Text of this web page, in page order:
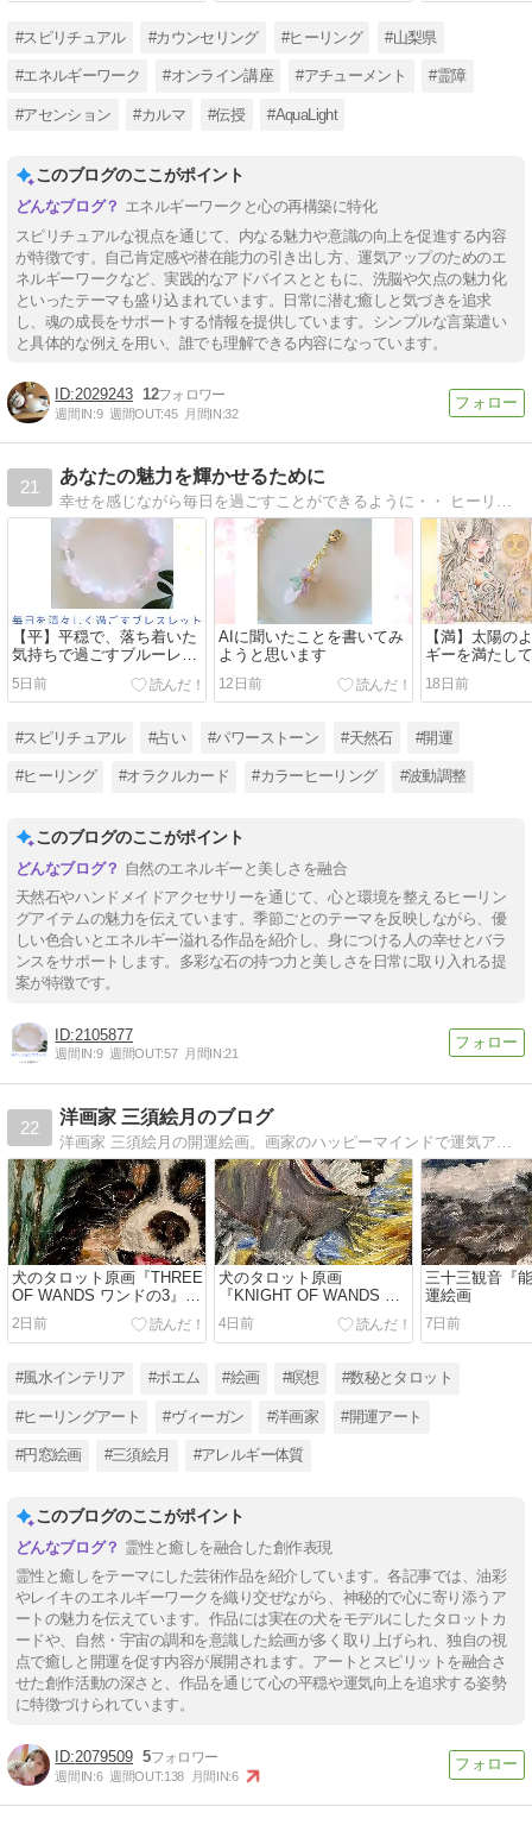
#スピリチュアル #カウンセリング #ヒーリング #山梨県
#エネルギーワーク #オンライン講座 #アチューメント #霊障
#アセンション #カルマ #伝授 #AquaLight
このブログのここがポイント
エネルギーワークと心の再構築に特化
スピリチュアルな視点を通じて、内なる魅力や意識の向上を促進する内容
が特徴です。自己肯定感や潜在能力の引き出し方、運気アップのためのエ
ネルギーワークなど、実践的なアドバイスとともに、洗脳や欠点の魅力化
といったテーマも盛り込まれています。日常に潜む癒しと気づきを追求
し、魂の成長をサポートする情報を提供しています。シンプルな言葉遣い
と具体的な例えを用い、誰でも理解できる内容になっています。
2029243 12
週間IN:9 週間OUT:45 月間IN:32
21
あなたの魅力を輝かせるために
幸せを感じながら毎日を過ごすことができるように・・ ヒーリングメッセージやパワーストーンのブレスレットをお届けして、あなたの魅力を引き出すお手伝いをしています あなたが毎日を、輝いて過ごすことができますように
【平】平穏で、落ち着いた
気持ちで過ごすブルーレー
スアゲートのブレスレット
5日前
AIに聞いたことを書いてみ
ようと思います
12日前
【満】太陽の
ギーを満たし
きにするシト
レット
18日前
#スピリチュアル #占い #パワーストーン #天然石 #開運
#ヒーリング #オラクルカード #カラーヒーリング #波動調整
このブログのここがポイント
自然のエネルギーと美しさを融合
天然石やハンドメイドアクセサリーを通じて、心と環境を整えるヒーリン
グアイテムの魅力を伝えています。季節ごとのテーマを反映しながら、優
しい色合いとエネルギー溢れる作品を紹介し、身につける人の幸せとバラ
ンスをサポートします。多彩な石の持つ力と美しさを日常に取り入れる提
案が特徴です。
2105877
週間IN:9 週間OUT:57 月間IN:21
22
洋画家 三須絵月のブログ
犬のタロット原画『THREE
OF WANDS ワンドの3』油
彩画
2日前
犬のタロット原画
『KNIGHT OF WANDS ワ
ンドのナイト』油彩画
4日前
三十三観音『
運絵画
7日前
#風水インテリア #ポエム #絵画 #瞑想 #数秘とタロット
#ヒーリングアート #ヴィーガン #洋画家 #開運アート
#円窓絵画 #三須絵月 #アレルギー体質
このブログのここがポイント
霊性と癒しを融合した創作表現
霊性と癒しをテーマにした芸術作品を紹介しています。各記事では、油彩
やレイキのエネルギーワークを織り交ぜながら、神秘的で心に寄り添うア
ートの魅力を伝えています。作品には実在の犬をモデルにしたタロットカ
ードや、自然・宇宙の調和を意識した絵画が多く取り上げられ、独自の視
点で癒しと開運を促す内容が展開されます。アートとスピリットを融合さ
せた創作活動の深さと、作品を通じて心の平穏や運気向上を追求する姿勢
に特徴づけられています。
2079509 5
週間IN:6 週間OUT:138 月間IN:6